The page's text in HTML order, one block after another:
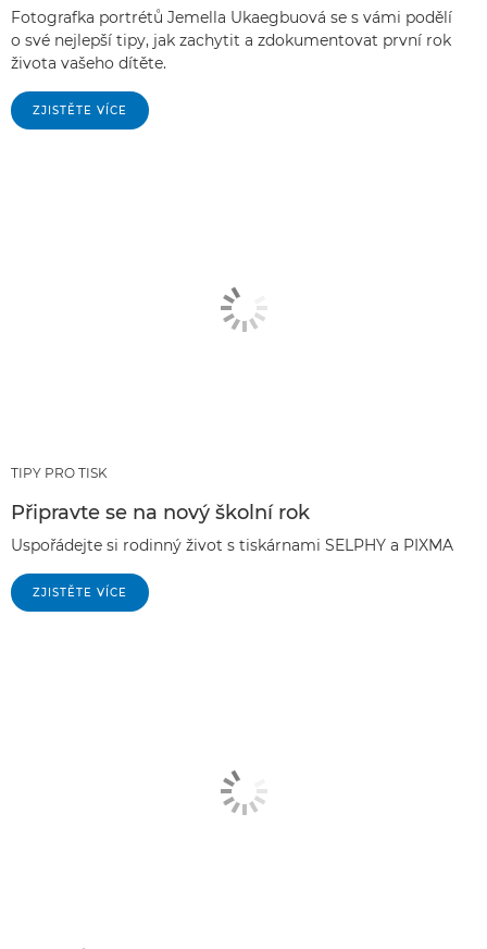
Fotografka portrétů Jemella Ukaegbuová se s vámi podělí
o své nejlepší tipy, jak zachytit a zdokumentovat první rok
života vašeho dítěte.
ZJISTĚTE VÍCE
TIPY PRO TISK
Připravte se na nový školní rok
Uspořádejte si rodinný život s tiskárnami SELPHY a PIXMA
ZJISTĚTE VÍCE